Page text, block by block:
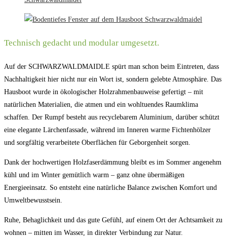
Technisch gedacht und modular umgesetzt.
Auf der SCHWARZWALDMAIDLE spürt man schon beim Eintreten, dass
Nachhaltigkeit hier nicht nur ein Wort ist, sondern gelebte Atmosphäre. Das
Hausboot wurde in ökologischer Holzrahmenbauweise gefertigt – mit
natürlichen Materialien, die atmen und ein wohltuendes Raumklima
schaffen. Der Rumpf besteht aus recyclebarem Aluminium, darüber schützt
eine elegante Lärchenfassade, während im Inneren warme Fichtenhölzer
und sorgfältig verarbeitete Oberflächen für Geborgenheit sorgen.
Dank der hochwertigen Holzfaserdämmung bleibt es im Sommer angenehm
kühl und im Winter gemütlich warm – ganz ohne übermäßigen
Energieeinsatz. So entsteht eine natürliche Balance zwischen Komfort und
Umweltbewusstsein.
Ruhe, Behaglichkeit und das gute Gefühl, auf einem Ort der Achtsamkeit zu
wohnen – mitten im Wasser, in direkter Verbindung zur Natur.